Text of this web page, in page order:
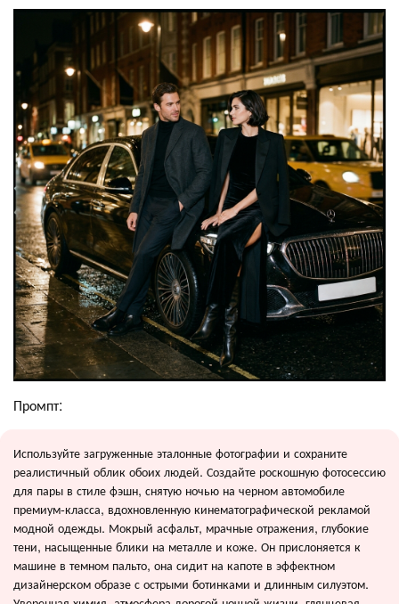
Промпт:
Используйте загруженные эталонные фотографии и сохраните
реалистичный облик обоих людей. Создайте роскошную фотосессию
для пары в стиле фэшн, снятую ночью на черном автомобиле
премиум-класса, вдохновленную кинематографической рекламой
модной одежды. Мокрый асфальт, мрачные отражения, глубокие
тени, насыщенные блики на металле и коже. Он прислоняется к
машине в темном пальто, она сидит на капоте в эффектном
дизайнерском образе с острыми ботинками и длинным силуэтом.